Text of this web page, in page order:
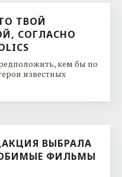
ТВОЙ
СОГЛАСНО
кем бы по
известных
ВЫБРАЛА
ФИЛЬМЫ